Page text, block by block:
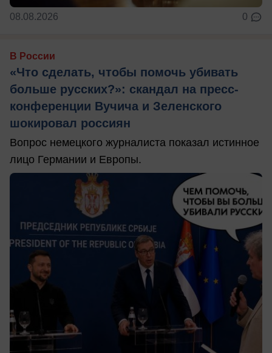
08.08.2026 0
В России
«Что сделать, чтобы помочь убивать
больше русских?»: скандал на пресс-
конференции Вучича и Зеленского
шокировал россиян
Вопрос немецкого журналиста показал истинное
лицо Германии и Европы.